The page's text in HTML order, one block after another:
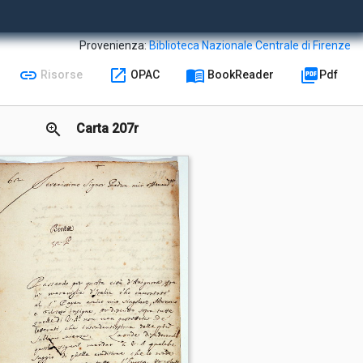
Provenienza:Biblioteca Nazionale Centrale di Firenze
link Risorse open_in_new OPAC menu_book BookReader picture_as_pdf Pdf
zoom_in Carta 207r